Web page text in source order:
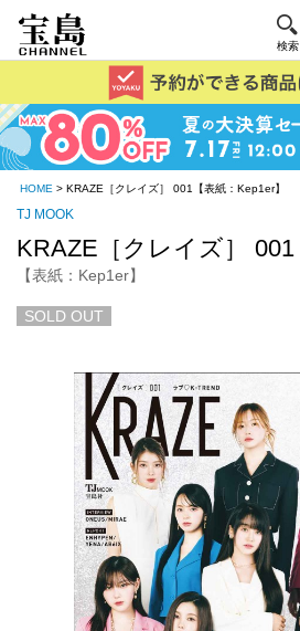
検索
HOME > KRAZE［クレイズ］ 001【表紙：Kep1er】
TJ MOOK
KRAZE［クレイズ］ 001
【表紙：Kep1er】
SOLD OUT